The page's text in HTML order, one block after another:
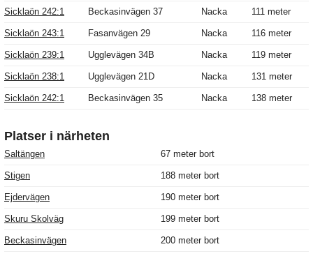
Sicklaön 242:1 Beckasinvägen 37 Nacka 111 meter
Sicklaön 243:1 Fasanvägen 29 Nacka 116 meter
Sicklaön 239:1 Ugglevägen 34B Nacka 119 meter
Sicklaön 238:1 Ugglevägen 21D Nacka 131 meter
Sicklaön 242:1 Beckasinvägen 35 Nacka 138 meter
Platser i närheten
Saltängen 67 meter bort
Stigen 188 meter bort
Ejdervägen 190 meter bort
Skuru Skolväg 199 meter bort
Beckasinvägen 200 meter bort